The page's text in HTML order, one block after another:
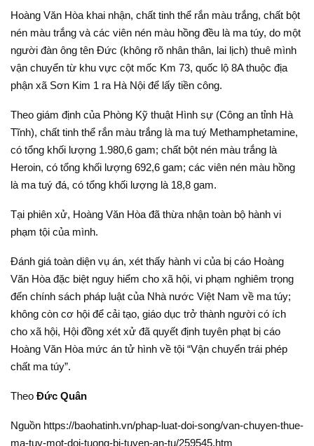
Hoàng Văn Hòa khai nhận, chất tinh thể rắn màu trắng, chất bột
nén màu trắng và các viên nén màu hồng đều là ma túy, do một
người đàn ông tên Đức (không rõ nhân thân, lai lịch) thuê mình
vận chuyển từ khu vực cột mốc Km 73, quốc lộ 8A thuộc địa
phận xã Sơn Kim 1 ra Hà Nội để lấy tiền công.
Theo giám định của Phòng Kỹ thuật Hình sự (Công an tỉnh Hà
Tĩnh), chất tinh thể rắn màu trắng là ma tuý Methamphetamine,
có tổng khối lượng 1.980,6 gam; chất bột nén màu trắng là
Heroin, có tổng khối lượng 692,6 gam; các viên nén màu hồng
là ma tuý đá, có tổng khối lượng là 18,8 gam.
Tại phiên xử, Hoàng Văn Hòa đã thừa nhận toàn bộ hành vi
phạm tội của mình.
Đánh giá toàn diện vụ án, xét thấy hành vi của bị cáo Hoàng
Văn Hòa đặc biệt nguy hiểm cho xã hội, vi phạm nghiêm trọng
đến chính sách pháp luật của Nhà nước Việt Nam về ma túy;
không còn cơ hội để cải tạo, giáo dục trở thành người có ích
cho xã hội, Hội đồng xét xử đã quyết định tuyên phạt bị cáo
Hoàng Văn Hòa mức án tử hình về tội “Vận chuyển trái phép
chất ma túy”.
Theo Đức Quân
Nguồn https://baohatinh.vn/phap-luat-doi-song/van-chuyen-thue-
ma-tuy-mot-doi-tuong-bi-tuyen-an-tu/259545.htm